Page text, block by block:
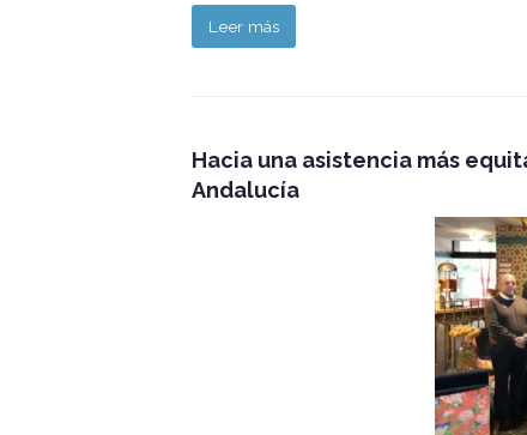
Leer más
Hacia una asistencia más
Andalucía